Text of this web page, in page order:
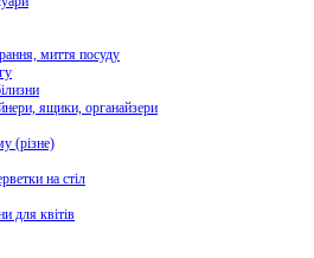
миття посуду
ящики, органайзери
(різне)
на стіл
для квітів